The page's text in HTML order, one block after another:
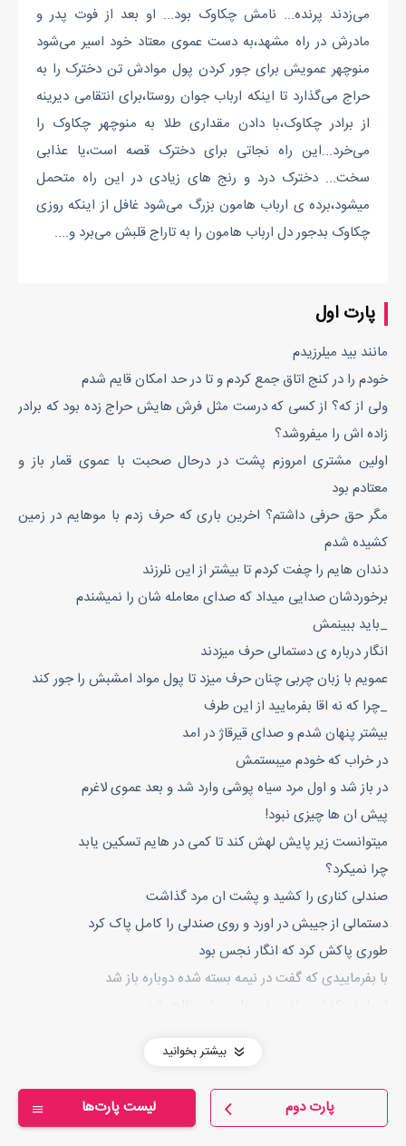
می‌زدند پرنده... نامش چکاوک بود... او بعد از فوت پدر و
مادرش در راه مشهد،به دست عموی معتاد خود اسیر می‌شود
منوچهر عمویش برای جور کردن پول موادش تن دخترک را به
حراج می‌گذارد تا اینکه ارباب جوان روستا،برای انتقامی دیرینه
از برادر چکاوک،با دادن مقداری طلا به منوچهر چکاوک را
می‌خرد...این راه نجاتی برای دخترک قصه است،یا عذابی
سخت... دخترک درد و رنج های زیادی در این راه متحمل
میشود،برده ی ارباب هامون بزرگ می‌شود غافل از اینکه روزی
چکاوک بدجور دل ارباب هامون را به تاراج قلبش می‌برد و....
پارت اول
مانند بید میلرزیدم
خودم را در کنج اتاق جمع کردم و تا در حد امکان قایم شدم
ولی از که؟ از کسی که درست مثل فرش هایش حراج زده بود که برادر
زاده اش را میفروشد؟
اولین مشتری امروزم پشت در درحال صحبت با عموی قمار باز و
معتادم بود
مگر حق حرفی داشتم؟ اخرین باری که حرف زدم با موهایم در زمین
کشیده شدم
دندان هایم را چفت کردم تا بیشتر از این نلرزند
برخوردشان صدایی میداد که صدای معامله شان را نمیشندم
_باید ببینمش
انگار درباره ی دستمالی حرف میزدند
عمویم با زبان چربی چنان حرف میزد تا پول مواد امشبش را جور کند
_چرا که نه اقا بفرمایید از این طرف
بیشتر پنهان شدم و صدای قیرقاژ در امد
در خراب که خودم میبستمش
در باز شد و اول مرد سیاه پوشی وارد شد و بعد عموی لاغرم
پیش ان ها چیزی نبود!
میتوانست زیر پایش لهش کند تا کمی در هایم تسکین یابد
چرا نمیکرد؟
صندلی کناری را کشید و پشت ان مرد گذاشت
دستمالی از جیبش در اورد و روی صندلی را کامل پاک کرد
طوری پاکش کرد که انگار نجس بود
با بفرماییدی که گفت در نیمه بسته شده دوباره باز شد
حدس بزنم اصلا شبیه ما نبودند!
روی صندلی نشست و صدای بم اش پیچید:
_کجاست!؟
بیشتر بخوانید
لیست پارت‌ها پارت دوم